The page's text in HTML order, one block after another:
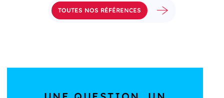
TOUTES NOS RÉFÉRENCES